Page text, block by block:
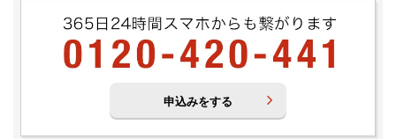
申込みをする